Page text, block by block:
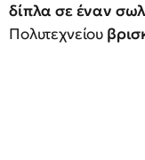
δίπλα σε έναν
Πολυτεχνείου